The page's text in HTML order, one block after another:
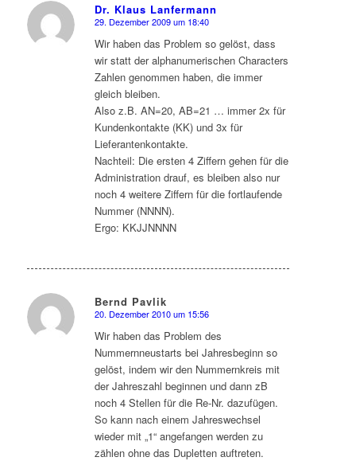
Dr. Klaus Lanfermann
sagte:
29. Dezember 2009 um 18:40
Wir haben das Problem so gelöst, dass
wir statt der alphanumerischen Characters
Zahlen genommen haben, die immer
gleich bleiben.
Also z.B. AN=20, AB=21 … immer 2x für
Kundenkontakte (KK) und 3x für
Lieferantenkontakte.
Nachteil: Die ersten 4 Ziffern gehen für die
Administration drauf, es bleiben also nur
noch 4 weitere Ziffern für die fortlaufende
Nummer (NNNN).
Ergo: KKJJNNNN
Bernd Pavlik
sagte:
20. Dezember 2010 um 15:56
Wir haben das Problem des
Nummernneustarts bei Jahresbeginn so
gelöst, indem wir den Nummernkreis mit
der Jahreszahl beginnen und dann zB
noch 4 Stellen für die Re-Nr. dazufügen.
So kann nach einem Jahreswechsel
wieder mit „1“ angefangen werden zu
zählen ohne das Dupletten auftreten.